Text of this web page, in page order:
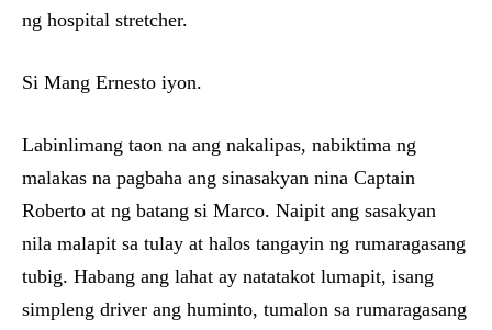
ng hospital stretcher.
Si Mang Ernesto iyon.
Labinlimang taon na ang nakalipas, nabiktima ng
malakas na pagbaha ang sinasakyan nina Captain
Roberto at ng batang si Marco. Naipit ang sasakyan
nila malapit sa tulay at halos tangayin ng rumaragasang
tubig. Habang ang lahat ay natatakot lumapit, isang
simpleng driver ang huminto, tumalon sa rumaragasang